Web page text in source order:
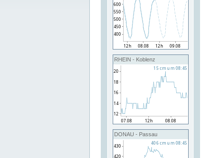
RHEIN - Koblenz
DONAU - Passau